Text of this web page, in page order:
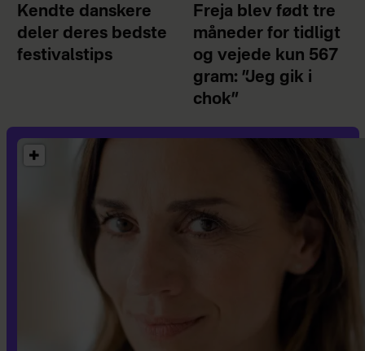
Kendte danskere
deler deres bedste
festivalstips
Freja blev født tre
måneder for tidligt
og vejede kun 567
gram: ”Jeg gik i
chok”